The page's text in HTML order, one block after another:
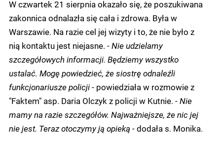
W czwartek 21 sierpnia okazało się, że poszukiwana
zakonnica odnalazła się cała i zdrowa. Była w
Warszawie. Na razie cel jej wizyty i to, że nie było z
nią kontaktu jest niejasne. -Nie udzielamy
szczegółowych informacji. Będziemy wszystko
ustalać. Mogę powiedzieć, że siostrę odnaleźli
funkcjonariusze policji- powiedziała w rozmowie z
"Faktem" asp. Daria Olczyk z policji w Kutnie. -Nie
mamy na razie szczegółów. Najważniejsze, że nic jej
nie jest. Teraz otoczymy ją opieką - dodała s. Monika.